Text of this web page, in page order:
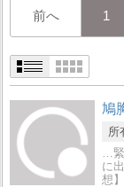
前へ 1
鳩
所
…
に
想